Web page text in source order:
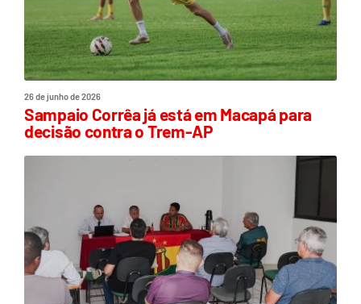
26 de junho de 2026
Sampaio Corrêa já está em Macapá para
decisão contra o Trem-AP